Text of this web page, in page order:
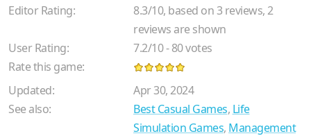
Editor Rating:
8.3/10, based on3 reviews,2
reviews are shown
User Rating:
7.2/10-80votes
Rate this game:
Updated:
Apr 30, 2024
See also:
Best Casual Games, Life
Simulation Games, Management